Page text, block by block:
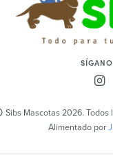
Sibs Mascotas 2026.
Alimentado por